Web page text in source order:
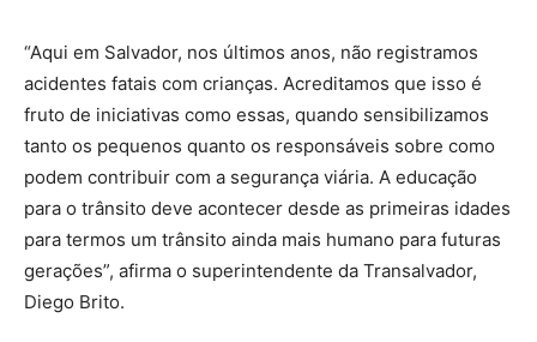
“Aqui em Salvador, nos últimos anos, não registramos
acidentes fatais com crianças. Acreditamos que isso é
fruto de iniciativas como essas, quando sensibilizamos
tanto os pequenos quanto os responsáveis sobre como
podem contribuir com a segurança viária. A educação
para o trânsito deve acontecer desde as primeiras idades
para termos um trânsito ainda mais humano para futuras
gerações”, afirma o superintendente da Transalvador,
Diego Brito.